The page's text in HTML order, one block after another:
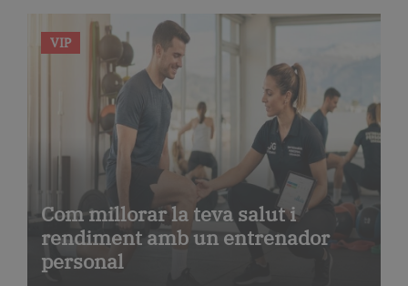
avançada
VIP
Com millorar la teva salut i
rendiment amb un entrenador
personal